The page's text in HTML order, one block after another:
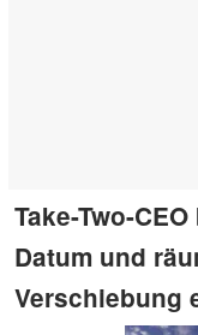
Take-Two-
Datum und
Verschiebung